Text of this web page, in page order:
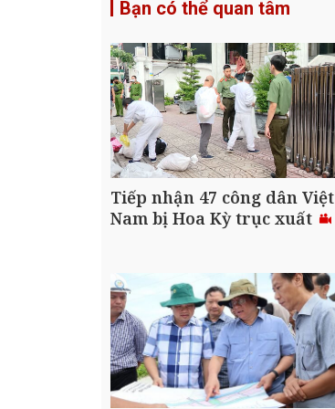
Bạn có thể quan tâm
Tiếp nhận 47 công dân Việt
Nam bị Hoa Kỳ trục xuất